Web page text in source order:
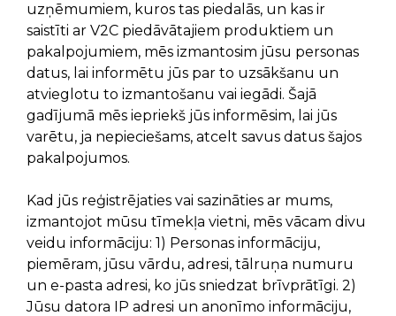
uzņēmumiem, kuros tas piedalās, un kas ir
saistīti ar V2C piedāvātajiem produktiem un
pakalpojumiem, mēs izmantosim jūsu personas
datus, lai informētu jūs par to uzsākšanu un
atvieglotu to izmantošanu vai iegādi. Šajā
gadījumā mēs iepriekš jūs informēsim, lai jūs
varētu, ja nepieciešams, atcelt savus datus šajos
pakalpojumos.
Kad jūs reģistrējaties vai sazināties ar mums,
izmantojot mūsu tīmekļa vietni, mēs vācam divu
veidu informāciju: 1) Personas informāciju,
piemēram, jūsu vārdu, adresi, tālruņa numuru
un e-pasta adresi, ko jūs sniedzat brīvprātīgi. 2)
Jūsu datora IP adresi un anonīmo informāciju,